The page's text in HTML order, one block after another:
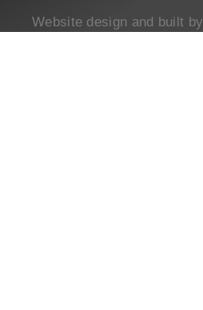
Website design and built by